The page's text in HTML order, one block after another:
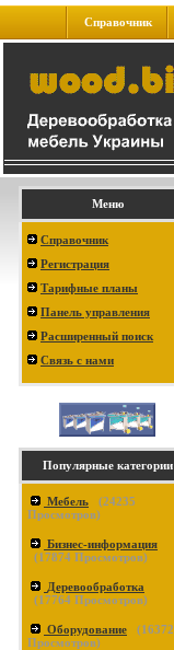
Справочник
Меню
Справочник
Регистрация
Тарифные планы
Панель управления
Расширенный поиск
Связь с нами
Популярные категории
Мебель (24235
Просмотров)
Бизнес-информация
(17874 Просмотров)
Деревообработка
(17764 Просмотров)
Оборудование (16372
Просмотров)